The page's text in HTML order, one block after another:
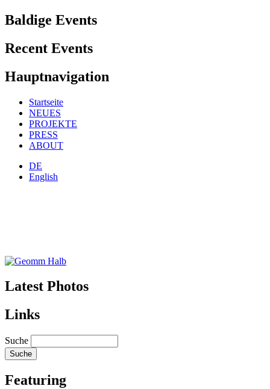
Baldige Events
Recent Events
Hauptnavigation
Startseite
NEUES
PROJEKTE
PRESS
ABOUT
DE
English
Latest Photos
Links
Suche
Featuring